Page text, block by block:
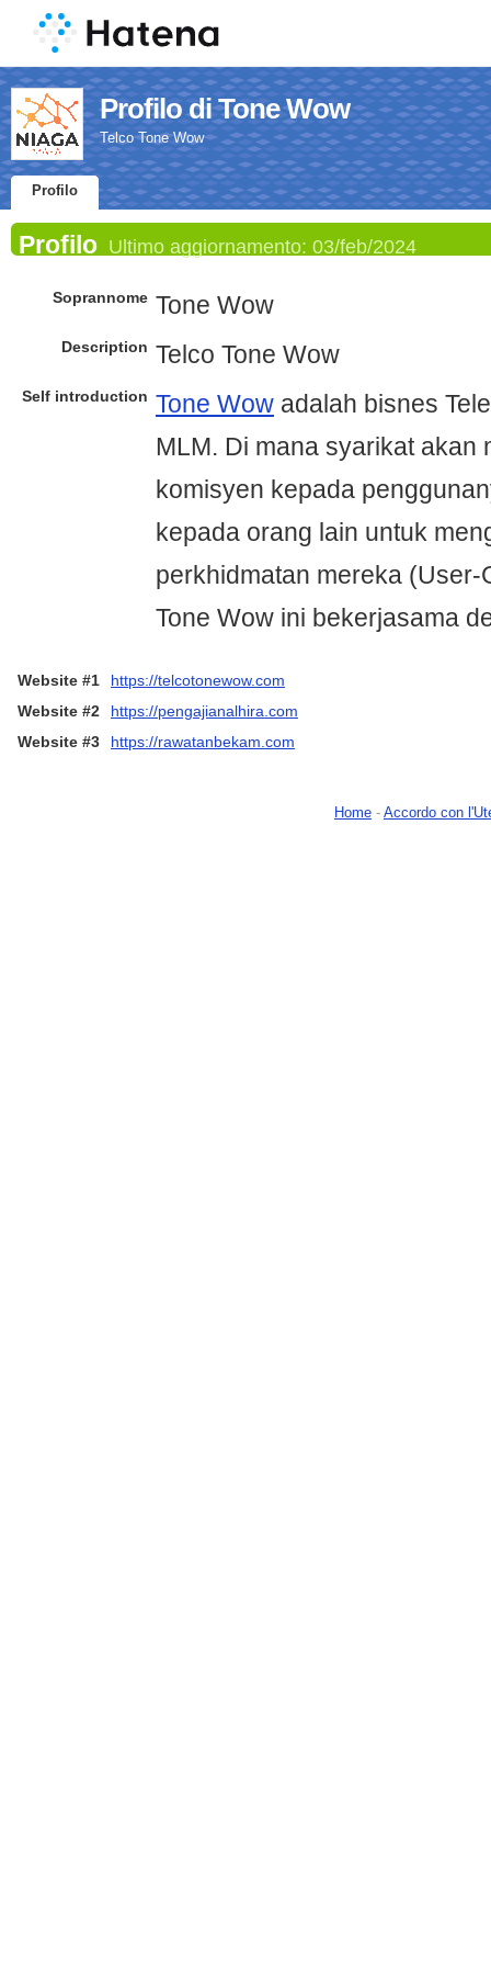
Profilo di Tone Wow
Telco Tone Wow
Profilo
Profilo Ultimo aggiornamento: 03/feb/2024
Soprannome Tone Wow
Description Telco Tone Wow
Self introduction Tone Wow adalah bisnes
MLM. Di mana syarikat akan
komisyen kepada
kepada orang lain untuk
perkhidmatan mereka
Tone Wow ini bekerjasama
Website #1
https://telcotonewow.com
Website #2
https://pengajianalhira.com
Website #3
https://rawatanbekam.com
Home - Accordo con